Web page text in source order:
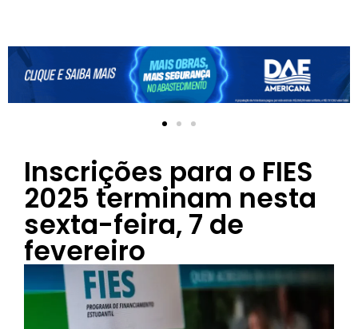
Inscrições para o FIES
2025 terminam nesta
sexta-feira, 7 de
fevereiro